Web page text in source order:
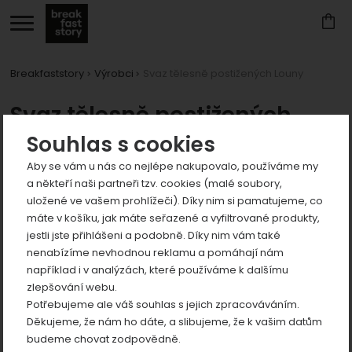
Souhlas s cookies
Aby se vám u nás co nejlépe nakupovalo, používáme my
a někteří naši partneři tzv. cookies (malé soubory,
uložené ve vašem prohlížeči). Díky nim si pamatujeme, co
máte v košíku, jak máte seřazené a vyfiltrované produkty,
jestli jste přihlášeni a podobně. Díky nim vám také
nenabízíme nevhodnou reklamu a pomáhají nám
například i v analýzách, které používáme k dalšímu
zlepšování webu.
Potřebujeme ale váš souhlas s jejich zpracováváním.
Děkujeme, že nám ho dáte, a slibujeme, že k vašim datům
budeme chovat zodpovědně.
Breakfaststory Výrobci
Svaz tělesně postižených
Louny
Produkty
Polštářek
VYMALUJ SI
DINOSAURA
290Kč